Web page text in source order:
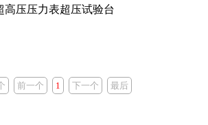
高压压力表超压试验台
前一个 1 下一个 最后